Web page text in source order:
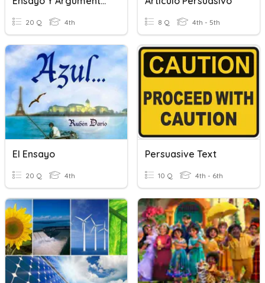
20 Q 4th 8 Q 4th - 5th
El Ensayo
20 Q 4th
Persuasive Text
10 Q 4th - 6th